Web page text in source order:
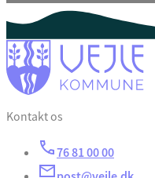
Kontakt os
76 81 00 00